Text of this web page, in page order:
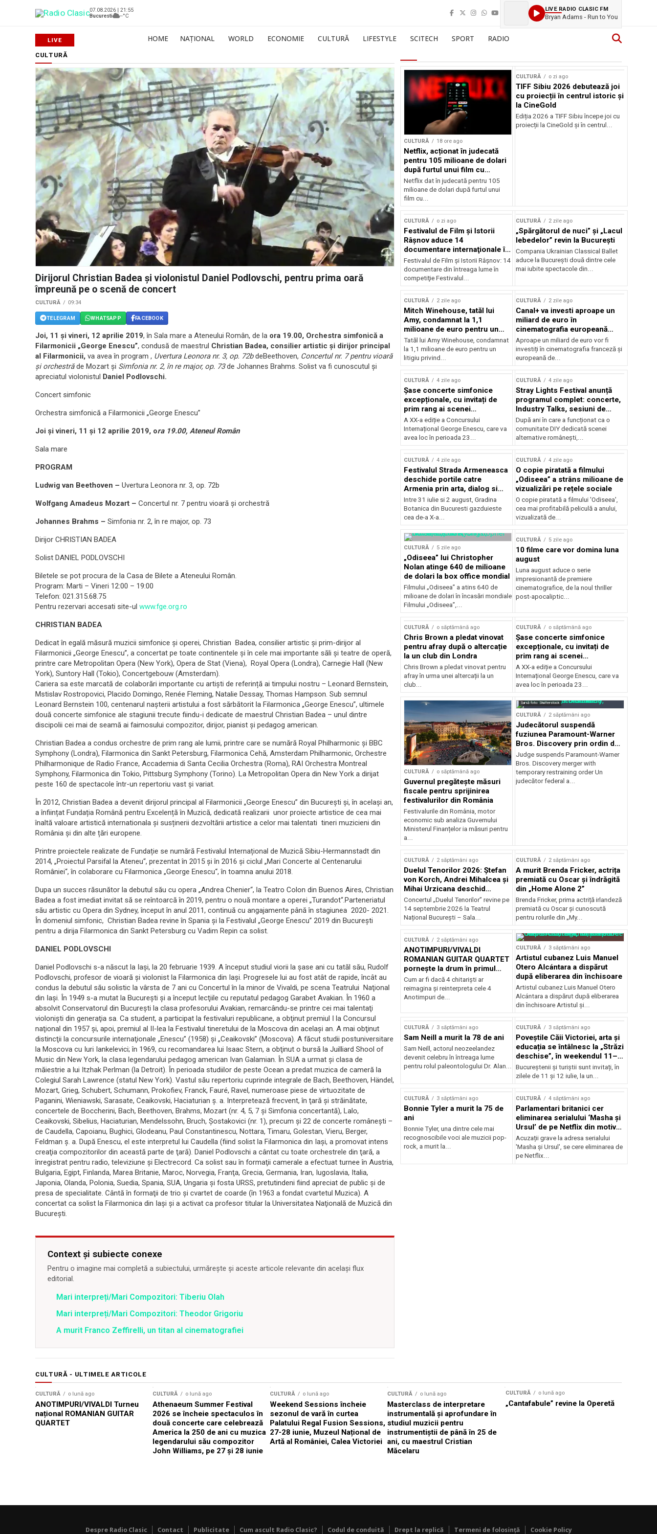
07.08.2026 | 21:55
Bucuresti
--°C
LIVE RADIO CLASIC FM
Bryan Adams - Run to You
HOME NAȚIONAL WORLD ECONOMIE CULTURĂ LIFESTYLE SCITECH SPORT RADIO
CULTURĂ
Dirijorul Christian Badea și violonistul Daniel Podlovschi, pentru prima oară
împreună pe o scenă de concert
CULTURĂ 09:34
TELEGRAM WHATSAPP FACEBOOK
Joi, 11 și vineri, 12 aprilie 2019, în Sala mare a Ateneului Român, de la ora 19.00, Orchestra simfonică a
Filarmonicii „George Enescu”, condusă de maestrul Christian Badea, consilier artistic și dirijor principal
al Filarmonicii, va avea în program , Uvertura Leonora nr. 3, op. 72bdeBeethoven, Concertul nr. 7 pentru vioară
şi orchestrăde Mozart și Simfonia nr. 2, în re major, op. 73de Johannes Brahms. Solist va fi cunoscutul și
apreciatul violonistul Daniel Podlovschi.
Concert simfonic
Orchestra simfonică a Filarmonicii „George Enescu”
Joi și vineri, 11 și 12 aprilie 2019, ora 19.00, Ateneul Român
Sala mare
PROGRAM
Ludwig van Beethoven – Uvertura Leonora nr. 3, op. 72b
Wolfgang Amadeus Mozart – Concertul nr. 7 pentru vioară şi orchestră
Johannes Brahms – Simfonia nr. 2, în re major, op. 73
Dirijor CHRISTIAN BADEA
Solist DANIEL PODLOVSCHI
Biletele se pot procura de la Casa de Bilete a Ateneului Român.
Program: Marti – Vineri 12:00 – 19:00
Telefon: 021.315.68.75
Pentru rezervari accesati site-ul www.fge.org.ro
CHRISTIAN BADEA
Dedicat în egală măsură muzicii simfonice și operei, Christian Badea, consilier artistic şi prim-dirijor al
Filarmonicii „George Enescu”, a concertat pe toate continentele și în cele mai importante săli și teatre de operă,
printre care Metropolitan Opera (New York), Opera de Stat (Viena), Royal Opera (Londra), Carnegie Hall (New
York), Suntory Hall (Tokio), Concertgebouw (Amsterdam).
Cariera sa este marcată de colaborări importante cu artiști de referință ai timpului nostru – Leonard Bernstein,
Mstislav Rostropovici, Placido Domingo, Renée Fleming, Natalie Dessay, Thomas Hampson. Sub semnul
Leonard Bernstein 100, centenarul nașterii artistului a fost sărbătorit la Filarmonica „George Enescu”, ultimele
două concerte simfonice ale stagiunii trecute fiindu-i dedicate de maestrul Christian Badea – unul dintre
discipolii cei mai de seamă ai faimosului compozitor, dirijor, pianist şi pedagog american.
Christian Badea a condus orchestre de prim rang ale lumii, printre care se numără Royal Philharmonic și BBC
Symphony (Londra), Filarmonica din Sankt Petersburg, Filarmonica Cehă, Amsterdam Philharmonic, Orchestre
Philharmonique de Radio France, Accademia di Santa Cecilia Orchestra (Roma), RAI Orchestra Montreal
Symphony, Filarmonica din Tokio, Pittsburg Symphony (Torino). La Metropolitan Opera din New York a dirijat
peste 160 de spectacole într-un repertoriu vast și variat.
În 2012, Christian Badea a devenit dirijorul principal al Filarmonicii „George Enescu” din București și, în același an,
a înființat Fundația Română pentru Excelență în Muzică, dedicată realizarii unor proiecte artistice de cea mai
înaltă valoare artistică internationala și susținerii dezvoltării artistice a celor mai talentati tineri muzicieni din
România și din alte țări europene.
Printre proiectele realizate de Fundație se numără Festivalul Internațional de Muzică Sibiu-Hermannstadt din
2014, „Proiectul Parsifal la Ateneu“, prezentat în 2015 și în 2016 și ciclul „Mari Concerte al Centenarului
României“, în colaborare cu Filarmonica „George Enescu“, în toamna anului 2018.
Dupa un succes răsunător la debutul său cu opera „Andrea Chenier“, la Teatro Colon din Buenos Aires, Christian
Badea a fost imediat invitat să se reîntoarcă în 2019, pentru o nouă montare a operei „Turandot“.Parteneriatul
său artistic cu Opera din Sydney, început în anul 2011, continuă cu angajamente până în stagiunea 2020- 2021.
În domeniul simfonic, Christian Badea revine în Spania și la Festivalul „George Enescu” 2019 din București
pentru a dirija Filarmonica din Sankt Petersburg cu Vadim Repin ca solist.
DANIEL PODLOVSCHI
Daniel Podlovschi s-a născut la Iaşi, la 20 februarie 1939. A început studiul viorii la şase ani cu tatăl său, Rudolf
Podlovschi, profesor de vioară şi violonist la Filarmonica din Iaşi. Progresele lui au fost atât de rapide, încât au
condus la debutul său solistic la vârsta de 7 ani cu Concertul în la minor de Vivaldi, pe scena Teatrului Naţional
din Iaşi. În 1949 s-a mutat la Bucureşti şi a început lecţiile cu reputatul pedagog Garabet Avakian. În 1960 a
absolvit Conservatorul din Bucureşti la clasa profesorului Avakian, remarcându-se printre cei mai talentaţi
violonişti din generaţia sa. Ca student, a participat la festivaluri republicane, a obţinut premiul I la Concursul
naţional din 1957 şi, apoi, premiul al II-lea la Festivalul tineretului de la Moscova din acelaşi an. A mai obţinut
distincţii la concursurile internaţionale „Enescu” (1958) şi „Ceaikovski” (Moscova). A făcut studii postuniversitare
la Moscova cu Iuri Iankelevici; în 1969, cu recomandarea lui Isaac Stern, a obţinut o bursă la Juilliard Shool of
Music din New York, la clasa legendarului pedagog american Ivan Galamian. În SUA a urmat şi clasa de
măiestrie a lui Itzhak Perlman (la Detroit). În perioada studiilor de peste Ocean a predat muzica de cameră la
Colegiul Sarah Lawrence (statul New York). Vastul său repertoriu cuprinde integrale de Bach, Beethoven, Händel,
Mozart, Grieg, Schubert, Schumann, Prokofiev, Franck, Fauré, Ravel, numeroase piese de virtuozitate de
Paganini, Wieniawski, Sarasate, Ceaikovski, Haciaturian ş. a. Interpretează frecvent, în ţară şi străinătate,
concertele de Boccherini, Bach, Beethoven, Brahms, Mozart (nr. 4, 5, 7 şi Simfonia concertantă), Lalo,
Ceaikovski, Sibelius, Haciaturian, Mendelssohn, Bruch, Şostakovici (nr. 1), precum şi 22 de concerte româneşti –
de Caudella, Capoianu, Bughici, Glodeanu, Paul Constantinescu, Nottara, Timaru, Golestan, Vieru, Berger,
Feldman ş. a. După Enescu, el este interpretul lui Caudella (fiind solist la Filarmonica din Iaşi, a promovat intens
creaţia compozitorilor din această parte de ţară). Daniel Podlovschi a cântat cu toate orchestrele din ţară, a
înregistrat pentru radio, televiziune şi Electrecord. Ca solist sau în formaţii camerale a efectuat turnee în Austria,
Bulgaria, Egipt, Finlanda, Marea Britanie, Maroc, Norvegia, Franţa, Grecia, Germania, Iran, Iugoslavia, Italia,
Japonia, Olanda, Polonia, Suedia, Spania, SUA, Ungaria şi fosta URSS, pretutindeni fiind apreciat de public şi de
presa de specialitate. Cântă în formaţii de trio şi cvartet de coarde (în 1963 a fondat cvartetul Muzica). A
concertat ca solist la Filarmonica din Iaşi şi a activat ca profesor titular la Universitatea Naţională de Muzică din
Bucureşti.
Context și subiecte conexe
Pentru o imagine mai completă a subiectului, urmărește și aceste articole relevante din același flux
editorial.
Mari interpreți/Mari Compozitori: Tiberiu Olah
Mari interpreți/Mari Compozitori: Theodor Grigoriu
A murit Franco Zeffirelli, un titan al cinematografiei
CULTURĂ 18 ore ago
Netflix, acționat în judecată
pentru 105 milioane de dolari
după furtul unui film cu
Nicolas Cage
Netflix dat în judecată pentru 105
milioane de dolari după furtul unui
film cu...
CULTURĂ o zi ago
TIFF Sibiu 2026 debutează joi
cu proiecții în centrul istoric și
la CineGold
Ediția 2026 a TIFF Sibiu începe joi cu
proiecții la CineGold și în centrul...
CULTURĂ o zi ago
Festivalul de Film şi Istorii
Râşnov aduce 14
documentare internaţionale în
premieră
Festivalul de Film şi Istorii Râşnov: 14
documentare din întreaga lume în
competiţie Festivalul...
CULTURĂ 2 zile ago
„Spărgătorul de nuci” și „Lacul
lebedelor” revin la București
Compania Ukrainian Classical Ballet
aduce la București două dintre cele
mai iubite spectacole din...
CULTURĂ 2 zile ago
Mitch Winehouse, tatăl lui
Amy, condamnat la 1,1
milioane de euro pentru un
litigiu pierdut
Tatăl lui Amy Winehouse, condamnat
la 1,1 milioane de euro pentru un
litigiu privind...
CULTURĂ 2 zile ago
Canal+ va investi aproape un
miliard de euro în
cinematografia europeană
până în 2032
Aproape un miliard de euro vor fi
investiți în cinematografia franceză și
europeană de...
CULTURĂ 4 zile ago
Șase concerte simfonice
excepționale, cu invitați de
prim rang ai scenei
internaționale și ansambluri
orchestrale românești de
prestigiu, în programul
Concursului Enescu 2026
A XX-a ediție a Concursului
Internațional George Enescu, care va
avea loc în perioada 23...
CULTURĂ 4 zile ago
Stray Lights Festival anunță
programul complet: concerte,
Industry Talks, sesiuni de
audiție și noi opțiuni de
participare pentru public
După ani în care a funcționat ca o
comunitate DIY dedicată scenei
alternative românești,...
CULTURĂ 4 zile ago
Festivalul Strada Armeneasca
deschide portile catre
Armenia prin arta, dialog si
patrimoniu, intre 31 iulie si 2
august, la Gradina Botanica din
Bucuresti
Intre 31 iulie si 2 august, Gradina
Botanica din Bucuresti gazduieste
cea de-a X-a...
CULTURĂ 4 zile ago
O copie piratată a filmului
„Odiseea” a strâns milioane de
vizualizări pe rețele sociale
O copie piratată a filmului 'Odiseea',
cea mai profitabilă peliculă a anului,
vizualizată de...
CULTURĂ 5 zile ago
„Odiseea” lui Christopher
Nolan atinge 640 de milioane
de dolari la box office mondial
Filmului „Odiseea” a atins 640 de
milioane de dolari în încasări mondiale
Filmului „Odiseea”,...
CULTURĂ 5 zile ago
10 filme care vor domina luna
august
Luna august aduce o serie
impresionantă de premiere
cinematografice, de la noul thriller
post-apocaliptic...
CULTURĂ o săptămână ago
Chris Brown a pledat vinovat
pentru afray după o altercație
la un club din Londra
Chris Brown a pledat vinovat pentru
afray în urma unei altercații la un
club...
CULTURĂ o săptămână ago
Șase concerte simfonice
excepționale, cu invitați de
prim rang ai scenei
internaționale și ansambluri
orchestrale românești de
prestigiu, în programul
Concursului Enescu 2026
A XX-a ediție a Concursului
Internațional George Enescu, care va
avea loc în perioada 23...
CULTURĂ o săptămână ago
Guvernul pregătește măsuri
fiscale pentru sprijinirea
festivalurilor din România
Festivalurile din România, motor
economic sub analiza Guvernului
Ministerul Finanțelor ia măsuri pentru
a...
Sursă foto: Shutterstock
CULTURĂ 2 săptămâni ago
Judecătorul suspendă
fuziunea Paramount-Warner
Bros. Discovery prin ordin de
restricție temporară
Judge suspends Paramount-Warner
Bros. Discovery merger with
temporary restraining order Un
judecător federal a...
CULTURĂ 2 săptămâni ago
Duelul Tenorilor 2026: Ștefan
von Korch, Andrei Mihalcea și
Mihai Urzicana deschid
stagiunea Musical
Extravaganza la TNB
Concertul „Duelul Tenorilor” revine pe
14 septembrie 2026 la Teatrul
Național București – Sala...
CULTURĂ 2 săptămâni ago
A murit Brenda Fricker, actrița
premiată cu Oscar și îndrăgită
din „Home Alone 2”
Brenda Fricker, prima actriță irlandeză
premiată cu Oscar și cunoscută
pentru rolurile din „My...
CULTURĂ 2 săptămâni ago
ANOTIMPURI/VIVALDI
ROMANIAN GUITAR QUARTET
pornește la drum în primul
turneu național
Cum ar fi dacă 4 chitarişti ar
reimagina şi reinterpreta cele 4
Anotimpuri de...
CULTURĂ 3 săptămâni ago
Artistul cubanez Luis Manuel
Otero Alcántara a dispărut
după eliberarea din închisoare
Artistul cubanez Luis Manuel Otero
Alcántara a dispărut după eliberarea
din închisoare Artistul și...
CULTURĂ 3 săptămâni ago
Sam Neill a murit la 78 de ani
Sam Neill, actorul neozeelandez
devenit celebru în întreaga lume
pentru rolul paleontologului Dr. Alan...
CULTURĂ 3 săptămâni ago
Poveștile Căii Victoriei, arta și
educația se întâlnesc la „Străzi
deschise”, în weekendul 11–
12 iulie
Bucureștenii și turiștii sunt invitați, în
zilele de 11 și 12 iulie, la un...
CULTURĂ 3 săptămâni ago
Bonnie Tyler a murit la 75 de
ani
Bonnie Tyler, una dintre cele mai
recognoscibile voci ale muzicii pop-
rock, a murit la...
CULTURĂ 4 săptămâni ago
Parlamentari britanici cer
eliminarea serialului ‘Masha și
Ursul’ de pe Netflix din motive
de propagandă
Acuzații grave la adresa serialului
'Masha și Ursul', se cere eliminarea de
pe Netflix...
CULTURĂ - ULTIMELE ARTICOLE
CULTURĂ o lună ago
ANOTIMPURI/VIVALDI Turneu
național ROMANIAN GUITAR
QUARTET
CULTURĂ o lună ago
Athenaeum Summer Festival
2026 se încheie spectaculos în
două concerte care celebrează
America la 250 de ani cu muzica
legendarului său compozitor
John Williams, pe 27 și 28 iunie
CULTURĂ o lună ago
Weekend Sessions încheie
sezonul de vară în curtea
Palatului Regal Fusion Sessions,
27-28 iunie, Muzeul Național de
Artă al României, Calea Victoriei
CULTURĂ o lună ago
Masterclass de interpretare
instrumentală și aprofundare în
studiul muzicii pentru
instrumentiștii de până în 25 de
ani, cu maestrul Cristian
Măcelaru
CULTURĂ o lună ago
„Cantafabule” revine la Operetă
Despre Radio Clasic Contact Publicitate Cum ascult Radio Clasic? Codul de conduită Drept la replică Termeni de folosință Cookie Policy